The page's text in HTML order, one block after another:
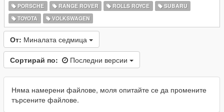
PORSCHE
RANGE ROVER ROLLS ROYCE
SUBARU
TOYOTA
VOLKSWAGEN
От: Миналата седмица
Сортирай по: Последни версии
Няма намерени файлове, моля опитайте се да промените
търсените файлове.